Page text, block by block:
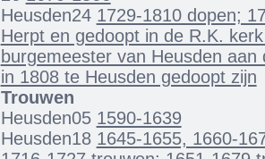
Heusden24 1729-1810 dopen;
Herpt en gedoopt in de R.K.
burgemeester van Heusden
in 1808 te Heusden gedoopt zijn
Trouwen
Heusden05 1590-1639
Heusden18 1645-1655, 1660-